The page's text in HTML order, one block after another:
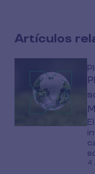
media
Artículos
4